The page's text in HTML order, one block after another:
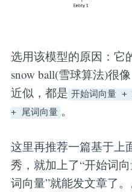
选用该模型的原因：它
snow ball(雪球算法)很
近似，都是 开始词向量
+ 尾词向量 。
这里再推荐一篇基于上
秀，就加上了“开始词
词向量”就能发文章了。